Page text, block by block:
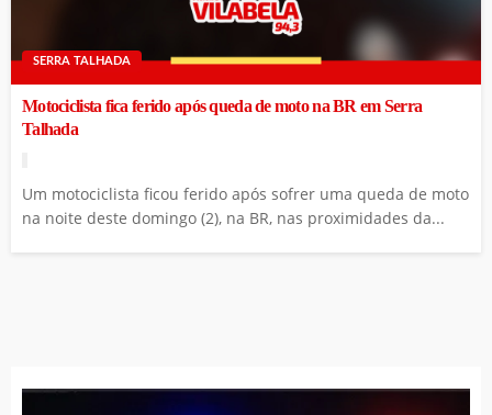
SERRA TALHADA
Motociclista fica ferido após queda de moto na BR em Serra
Talhada
Um motociclista ficou ferido após sofrer uma queda de moto
na noite deste domingo (2), na BR, nas proximidades da...